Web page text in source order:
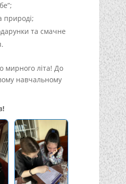
природі;
та смачне
мирного літа! До
навчальному